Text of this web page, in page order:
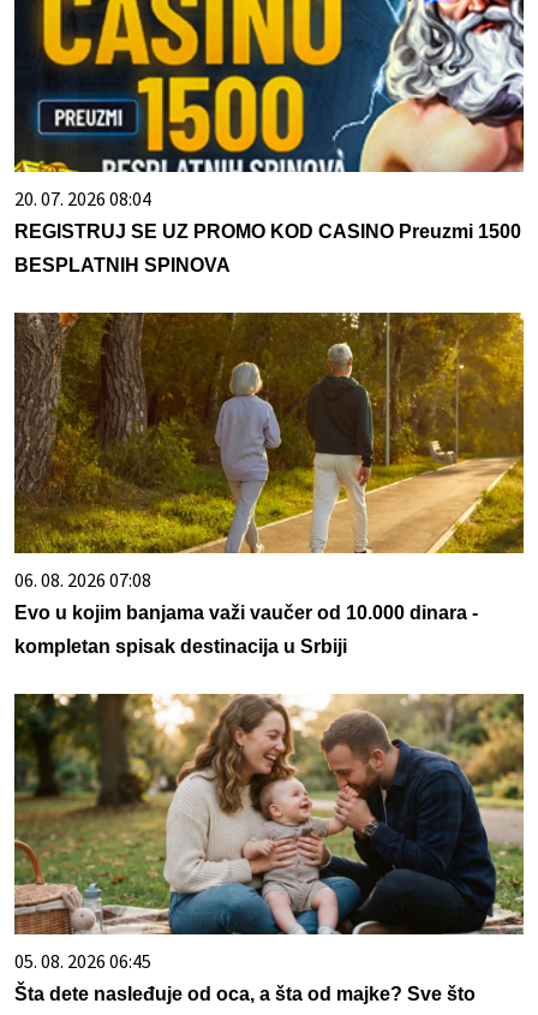
20. 07. 2026 08:04
REGISTRUJ SE UZ PROMO KOD CASINO Preuzmi 1500
BESPLATNIH SPINOVA
06. 08. 2026 07:08
Evo u kojim banjama važi vaučer od 10.000 dinara -
kompletan spisak destinacija u Srbiji
05. 08. 2026 06:45
Šta dete nasleđuje od oca, a šta od majke? Sve što